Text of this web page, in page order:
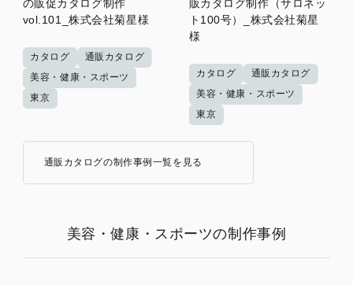
の販促カタログ制作
vol.101_株式会社菊星様
カタログ
通販カタログ
美容・健康・スポーツ
東京
販カタログ制作（サロネッ
ト100号）_株式会社菊星
様
カタログ
通販カタログ
美容・健康・スポーツ
東京
通販カタログの制作事例一覧を見る
美容・健康・スポーツの制作事例